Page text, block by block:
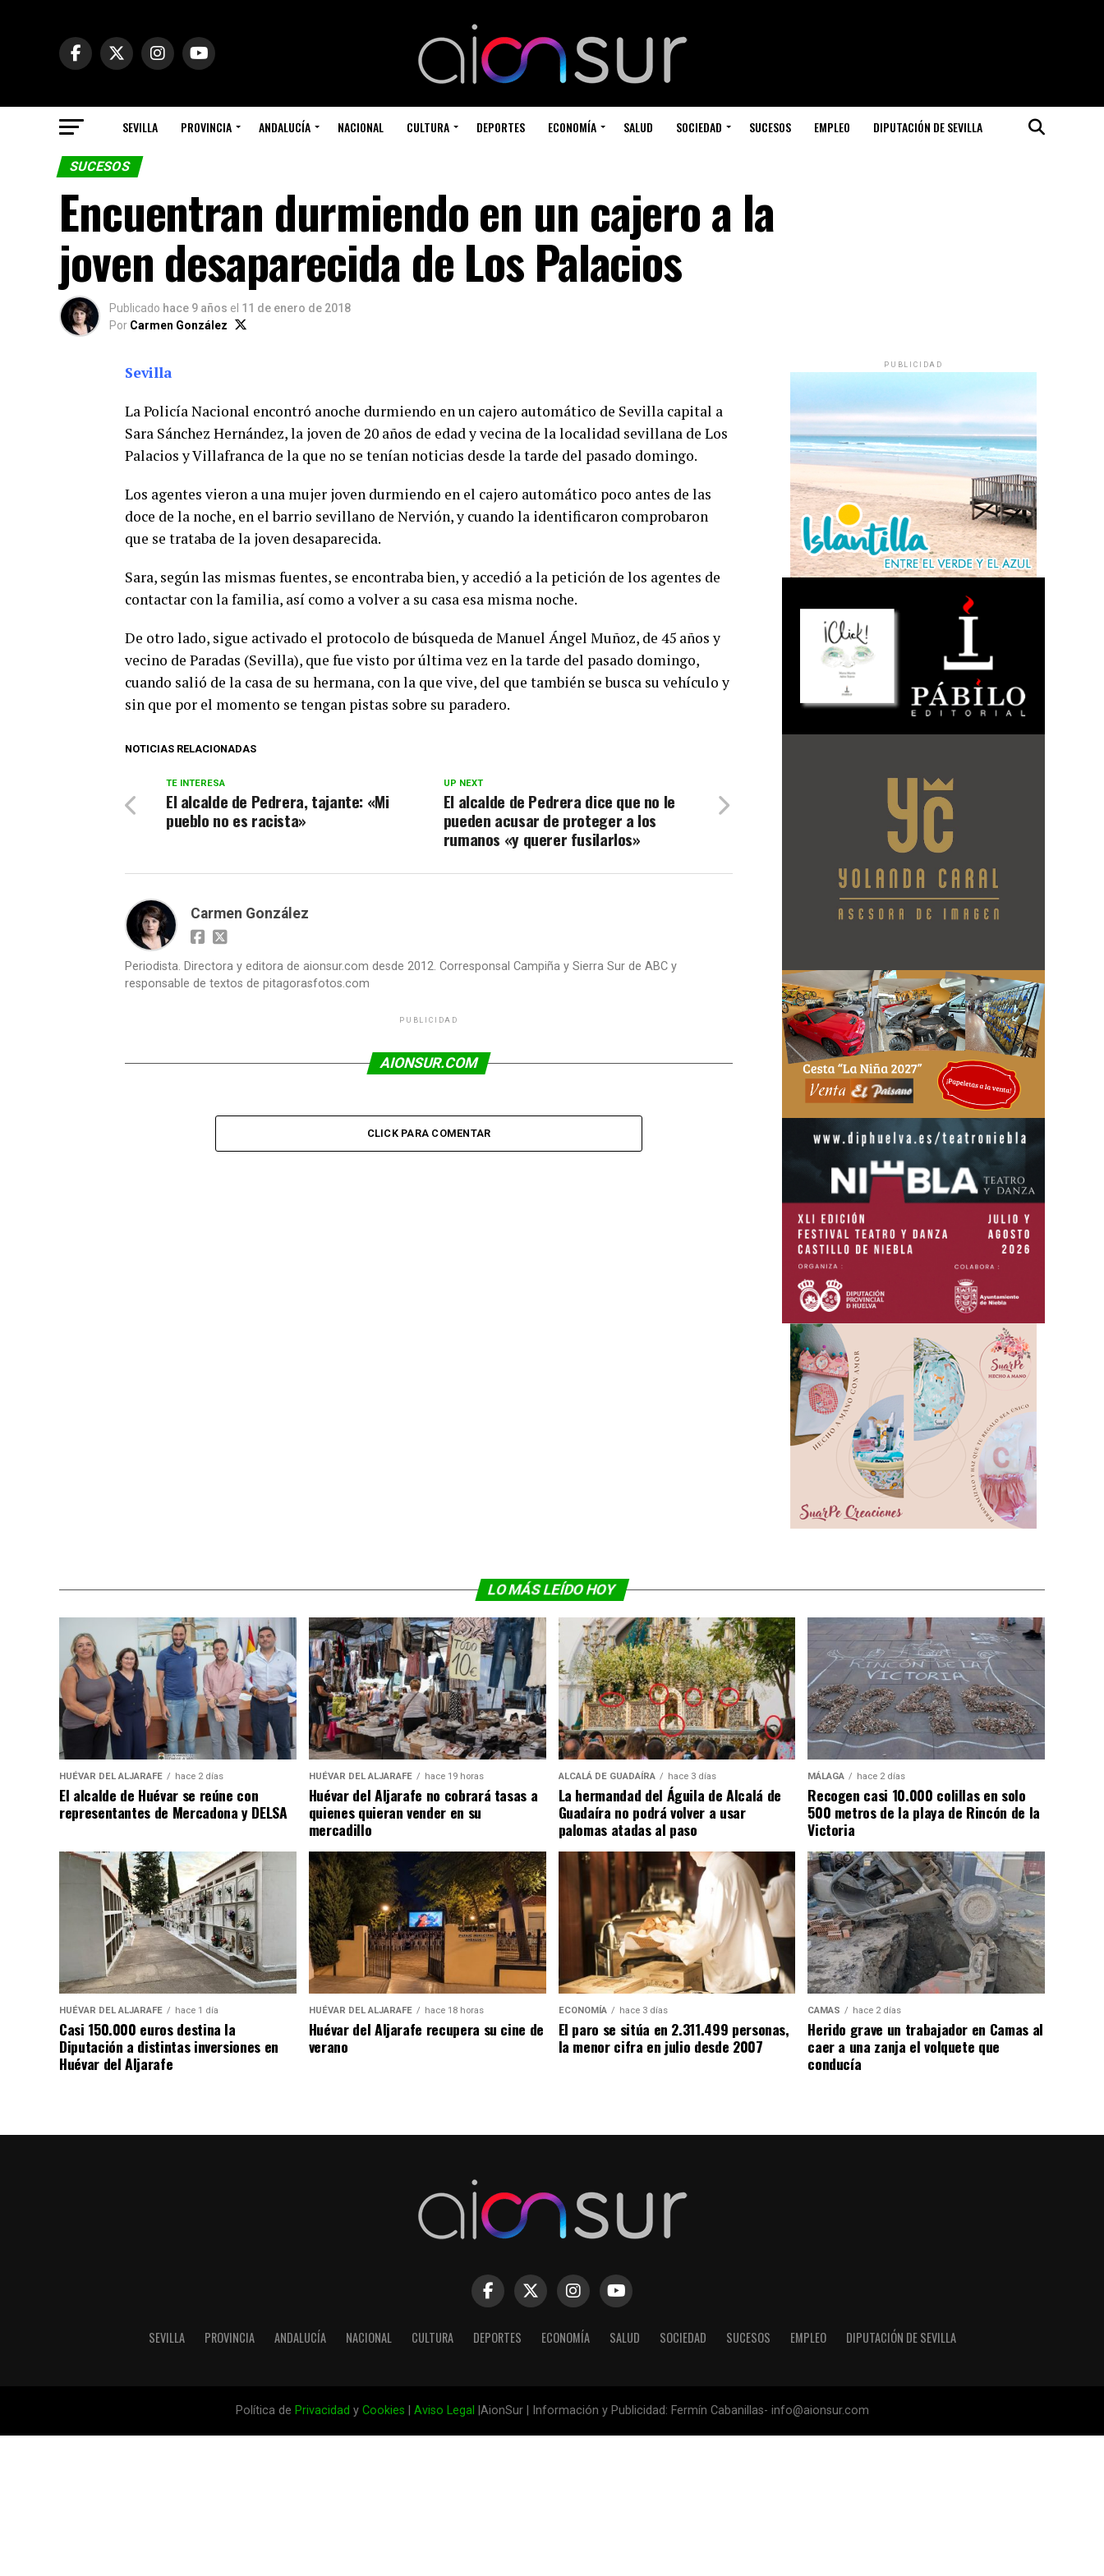
SEVILLA PROVINCIA ANDALUCÍA NACIONAL CULTURA DEPORTES ECONOMÍA SALUD SOCIEDAD SUCESOS EMPLEO DIPUTACIÓN DE SEVILLA
SUCESOS
Encuentran durmiendo en un cajero a la
joven desaparecida de Los Palacios
Publicado hace 9 años el 11 de enero de 2018
Por Carmen González
Sevilla
La Policía Nacional encontró anoche durmiendo en un cajero automático de Sevilla capital a
Sara Sánchez Hernández, la joven de 20 años de edad y vecina de la localidad sevillana de Los
Palacios y Villafranca de la que no se tenían noticias desde la tarde del pasado domingo.
Los agentes vieron a una mujer joven durmiendo en el cajero automático poco antes de las
doce de la noche, en el barrio sevillano de Nervión, y cuando la identificaron comprobaron
que se trataba de la joven desaparecida.
Sara, según las mismas fuentes, se encontraba bien, y accedió a la petición de los agentes de
contactar con la familia, así como a volver a su casa esa misma noche.
De otro lado, sigue activado el protocolo de búsqueda de Manuel Ángel Muñoz, de 45 años y
vecino de Paradas (Sevilla), que fue visto por última vez en la tarde del pasado domingo,
cuando salió de la casa de su hermana, con la que vive, del que también se busca su vehículo y
sin que por el momento se tengan pistas sobre su paradero.
NOTICIAS RELACIONADAS
UP NEXT
El alcalde de Pedrera dice que no le
pueden acusar de proteger a los
rumanos «y querer fusilarlos»
TE INTERESA
El alcalde de Pedrera, tajante: «Mi
pueblo no es racista»
Carmen González
Periodista. Directora y editora de aionsur.com desde 2012. Corresponsal Campiña y Sierra Sur de ABC y
responsable de textos de pitagorasfotos.com
PUBLICIDAD
AIONSUR.COM
CLICK PARA COMENTAR
PUBLICIDAD
LO MÁS LEÍDO HOY
HUÉVAR DEL ALJARAFE hace 2 días
El alcalde de Huévar se reúne con
representantes de Mercadona y DELSA
HUÉVAR DEL ALJARAFE hace 19 horas
Huévar del Aljarafe no cobrará tasas a
quienes quieran vender en su
mercadillo
ALCALÁ DE GUADAÍRA hace 3 días
La hermandad del Águila de Alcalá de
Guadaíra no podrá volver a usar
palomas atadas al paso
MÁLAGA hace 2 días
Recogen casi 10.000 colillas en solo
500 metros de la playa de Rincón de la
Victoria
HUÉVAR DEL ALJARAFE hace 1 día
Casi 150.000 euros destina la
Diputación a distintas inversiones en
Huévar del Aljarafe
HUÉVAR DEL ALJARAFE hace 18 horas
Huévar del Aljarafe recupera su cine de
verano
ECONOMÍA hace 3 días
El paro se sitúa en 2.311.499 personas,
la menor cifra en julio desde 2007
CAMAS hace 2 días
Herido grave un trabajador en Camas al
caer a una zanja el volquete que
conducía
SEVILLA PROVINCIA ANDALUCÍA NACIONAL CULTURA DEPORTES ECONOMÍA SALUD SOCIEDAD SUCESOS EMPLEO DIPUTACIÓN DE SEVILLA
Política de Privacidad y Cookies Aviso Legal |AionSur | Información y Publicidad: Fermín Cabanillas- info@aionsur.com